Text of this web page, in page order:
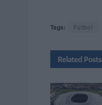
Tags: Fútbol
Related Posts